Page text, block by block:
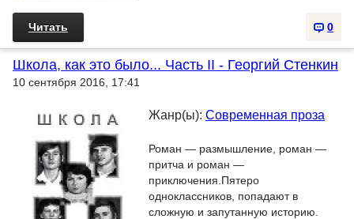
0
Читать
Школа, как это было... Часть II - Георгий Стенкин
10 сентября 2016, 17:41
Жанр(ы): Современная проза
Роман — размышление, роман —
притча и роман —
приключения.Пятеро
одноклассников, попадают в
сложную и запутанную историю.